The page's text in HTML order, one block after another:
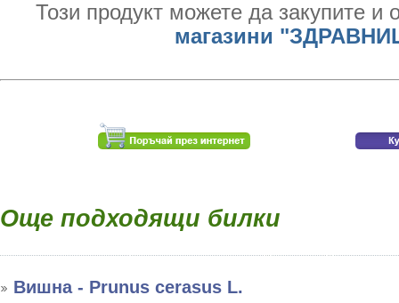
Този продукт можете да закупите и
магазини
Още подходящи билки
Вишна - Prunus cerasus L.